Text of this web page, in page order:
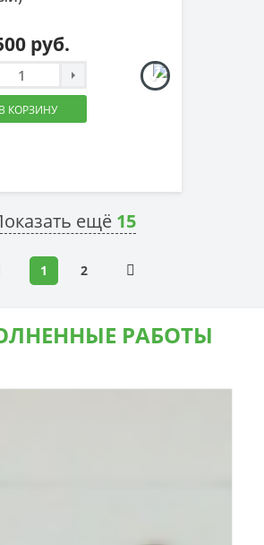
руб.
В КОРЗИНУ
ещё 15
1 2
РАБОТЫ